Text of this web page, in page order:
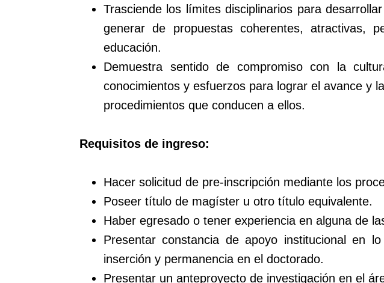
Trasciende los límites disciplinarios para
generar de propuestas coherentes, atractivas,
educación.
Demuestra sentido de compromiso con la
conocimientos y esfuerzos para lograr el avance y
procedimientos que conducen a ellos.
Requisitos de ingreso:
Hacer solicitud de pre-inscripción mediante los
Poseer título de magíster u otro título equivalente.
Haber egresado o tener experiencia en alguna de
Presentar constancia de apoyo institucional en
inserción y permanencia en el doctorado.
Presentar un anteproyecto de investigación en el